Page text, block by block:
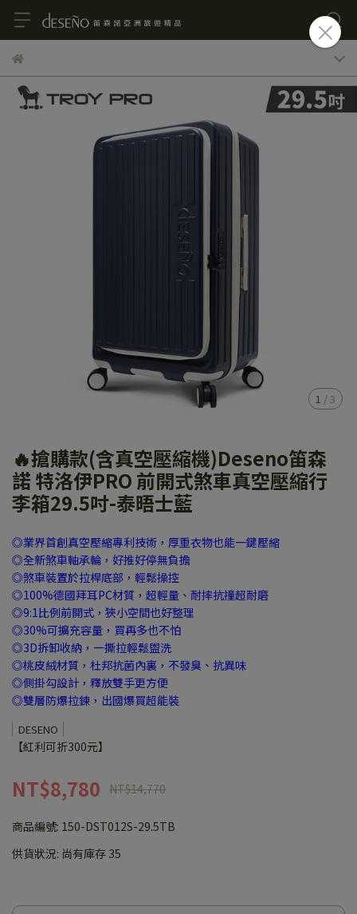
1 / 3
🔥搶購款(含真空壓縮機)Deseno笛森
諾 特洛伊PRO 前開式煞車真空壓縮行
李箱29.5吋-泰晤士藍
◎業界首創真空壓縮專利技術，厚重衣物也能一鍵壓縮
◎全新煞車軸承輪，好推好停無負擔
◎煞車裝置於拉桿底部，輕鬆操控
◎100%德國拜耳PC材質，超輕量、耐摔抗撞超耐磨
◎9:1比例前開式，狹小空間也好整理
◎30%可擴充容量，買再多也不怕
◎3D拆卸收納，一撕拉輕鬆盥洗
◎桃皮絨材質，杜邦抗菌內裏，不發臭、抗異味
◎側掛勾設計，釋放雙手更方便
◎雙層防爆拉鍊，出國爆買超能裝
DESENO
【紅利可折300元】
NT$8,780 NT$14,770
商品編號: 150-DST012S-29.5TB
供貨狀況: 尚有庫存 35